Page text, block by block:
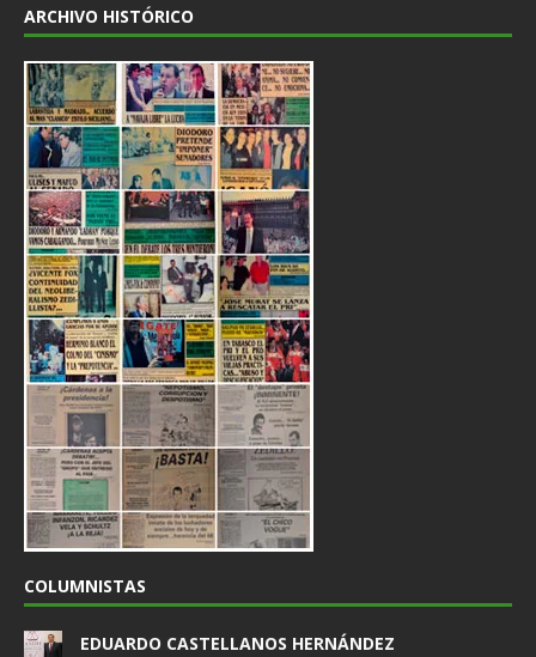
ARCHIVO HISTÓRICO
COLUMNISTAS
EDUARDO CASTELLANOS HERNÁNDEZ